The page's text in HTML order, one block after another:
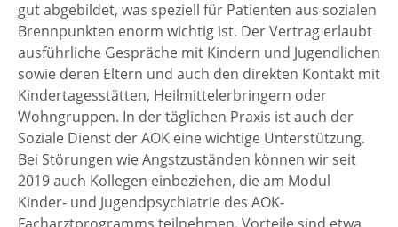
gut abgebildet, was speziell für Patienten aus sozialen
Brennpunkten enorm wichtig ist. Der Vertrag erlaubt
ausführliche Gespräche mit Kindern und Jugendlichen
sowie deren Eltern und auch den direkten Kontakt mit
Kindertagesstätten, Heilmittelerbringern oder
Wohngruppen. In der täglichen Praxis ist auch der
Soziale Dienst der AOK eine wichtige Unterstützung.
Bei Störungen wie Angstzuständen können wir seit
2019 auch Kollegen einbeziehen, die am Modul
Kinder- und Jugendpsychiatrie des AOK-
Facharztprogramms teilnehmen. Vorteile sind etwa